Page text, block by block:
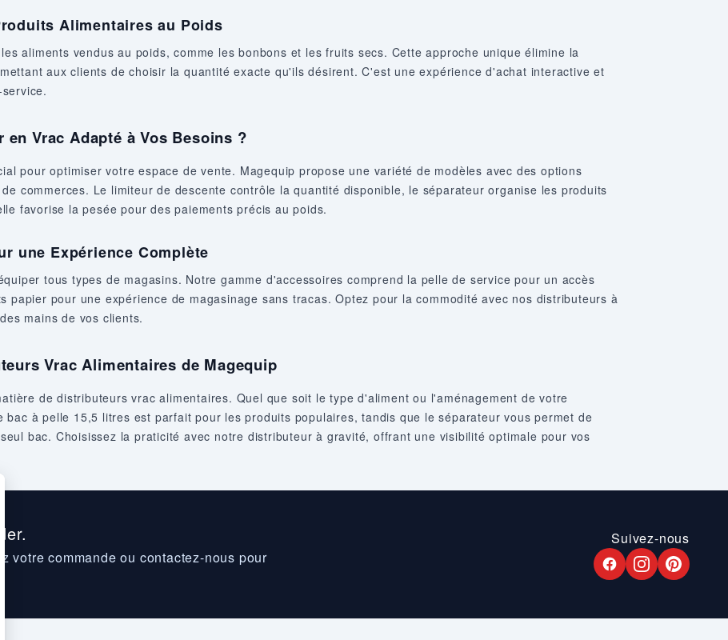
Alimentaires au Poids
aliments vendus au poids, comme les bonbons et les fruits secs. Cette approche unique élimine la
aux clients de choisir la quantité exacte qu'ils désirent. C'est une expérience d'achat interactive et
Vrac Adapté à Vos Besoins ?
pour optimiser votre espace de vente. Magequip propose une variété de modèles avec des options
commerces. Le limiteur de descente contrôle la quantité disponible, le séparateur organise les produits
favorise la pesée pour des paiements précis au poids.
une Expérience Complète
tous types de magasins. Notre gamme d'accessoires comprend la pelle de service pour un accès
papier pour une expérience de magasinage sans tracas. Optez pour la commodité avec nos distributeurs à
mains de vos clients.
Vrac Alimentaires de Magequip
de distributeurs vrac alimentaires. Quel que soit le type d'aliment ou l'aménagement de votre
bac à pelle 15,5 litres est parfait pour les produits populaires, tandis que le séparateur vous permet de
bac. Choisissez la praticité avec notre distributeur à gravité, offrant une visibilité optimale pour vos
votre commande ou contactez-nous pour
Suivez-nous